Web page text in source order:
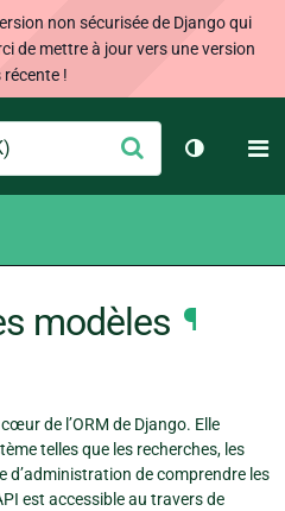
non sécurisée de Django qui
de mettre à jour vers une version
récente !
Envoyer
Changer
modèles ¶
de l’ORM de Django. Elle
telles que les recherches, les
d’administration de comprendre les
est accessible au travers de